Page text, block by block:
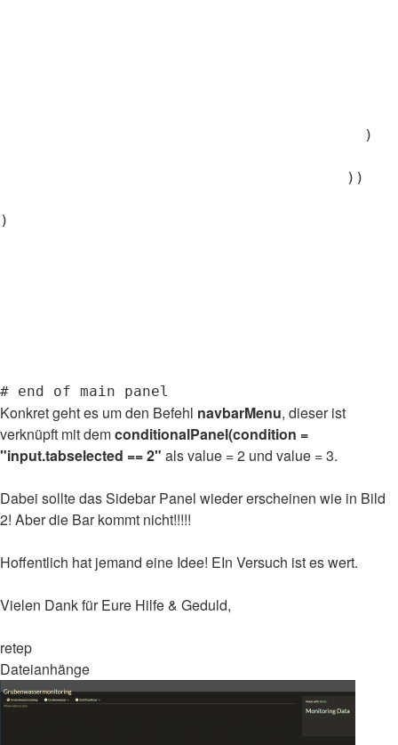
Konkret geht es um den Befehl navbarMenu, dieser ist
verknüpft mit demconditionalPanel(condition =
"input.tabselected == 2" als value = 2 und value = 3.
Dabei sollte das Sidebar Panel wieder erscheinen wie in Bild
2! Aber die Bar kommt nicht!!!!!
Hoffentlich hat jemand eine Idee! EIn Versuch ist es wert.
Vielen Dank für Eure Hilfe & Geduld,
retep
Dateianhänge